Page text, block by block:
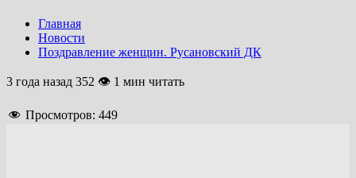
Главная
Новости
Поздравление женщин. Русановский ДК
3 года назад 352 👁 1 мин читать
Просмотров: 449